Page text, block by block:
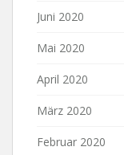
Juni 2020
Mai 2020
April 2020
März 2020
Februar 2020